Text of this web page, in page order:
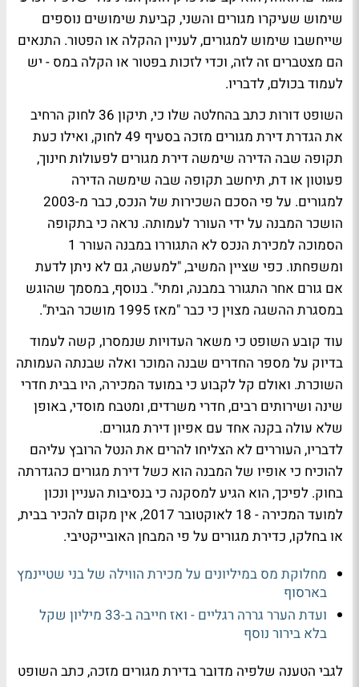
שימוש שעיקרו מגורים והשני, קביעת שימושים נוספים
שייחשבו שימוש למגורים, לעניין ההקלה או הפטור. התנאים
הם מצטברים זה לזה, וכדי לזכות בפטור או הקלה במס - יש
לעמוד בכולם, לדבריו.
השופט דורות כתב בהחלטה שלו כי, תיקון 36 לחוק הרחיב
את הגדרת דירת מגורים מזכה בסעיף 49 לחוק, ואילו כעת
תקופה שבה הדירה שימשה דירת מגורים לפעולות חינוך,
פעוטון או דת, תיחשב תקופה שבה שימשה הדירה
למגורים. על פי הסכם השכירות של הנכס, כבר מ-2003
הושכר המבנה על ידי העורר לעמותה. נראה כי בתקופה
הסמוכה למכירת הנכס לא התגוררו במבנה העורר 1
ומשפחתו. כפי שציין המשיב, "למעשה, גם לא ניתן לדעת
אם גורם אחר התגורר במבנה, ומתי". בנוסף, במסמך שהוגש
במסגרת ההשגה מצוין כי כבר "מאז 1995 מושכר הבית".
עוד קובע השופט כי משאר העדויות שנמסרו, קשה לעמוד
בדיוק על מספר החדרים שבנה המוכר ואלה שבנתה העמותה
השוכרת. ואולם קל לקבוע כי במועד המכירה, היו בבית חדרי
שינה ושירותים רבים, חדרי משרדים, ומטבח מוסדי, באופן
שלא עולה בקנה אחד עם אפיון דירת מגורים.
לדבריו, העוררים לא הצליחו להרים את הנטל הרובץ עליהם
להוכיח כי אופיו של המבנה הוא כשל דירת מגורים כהגדרתה
בחוק. לפיכך, הוא הגיע למסקנה כי בנסיבות העניין ונכון
למועד המכירה - 18 לאוקטובר 2017, אין מקום להכיר בבית,
או בחלקו, כדירת מגורים על פי המבחן האובייקטיבי.
מחלוקת מס במיליונים על מכירת הווילה של בני שטיינמץ
בארסוף
ועדת הערר גררה רגליים - ואז חייבה ב-33 מיליון שקל
בלא בירור נוסף
לגבי הטענה שלפיה מדובר בדירת מגורים מזכה, כתב השופט